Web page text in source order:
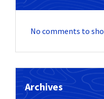
No comments to
Archives